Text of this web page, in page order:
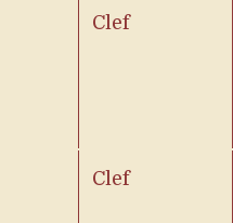
Clef
Clef